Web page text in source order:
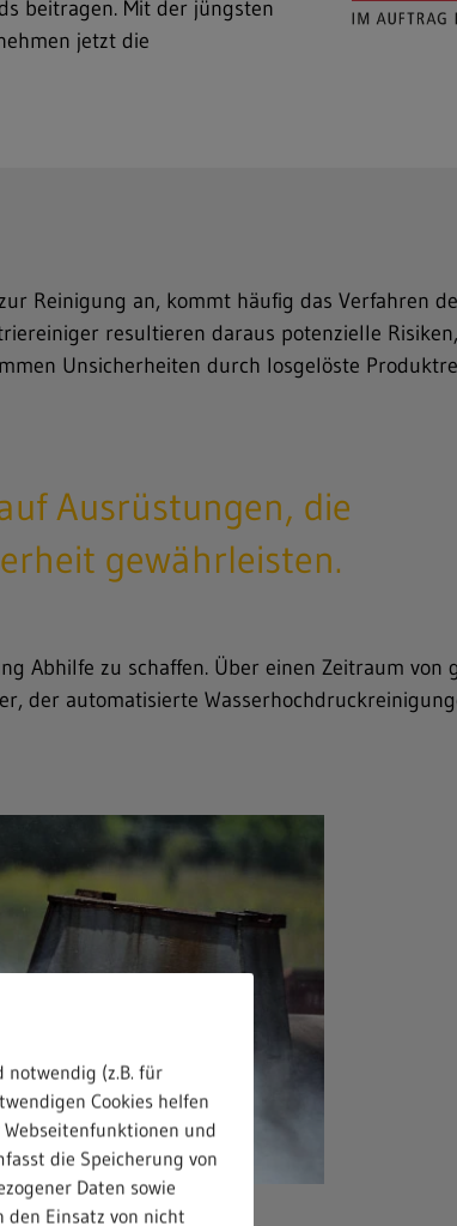
beitragen. Mit der jüngsten
jetzt die
Reinigung an, kommt häufig das Verfahren
resultieren daraus potenzielle
Unsicherheiten durch losgelöste
Ausrüstungen, die
gewährleisten.
Abhilfe zu schaffen. Über einen Zeitraum von
der automatisierte
notwendig (z.B. für
Cookies helfen
und
die Speicherung von
Daten sowie
den Einsatz von nicht